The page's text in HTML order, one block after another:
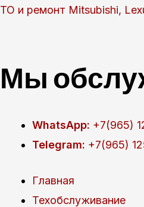
Перейти
ТО и ремонт Mitsubishi,
Мы
WhatsApp: +7(965)
Telegram: +7(965)
Главная
Техобслуживание